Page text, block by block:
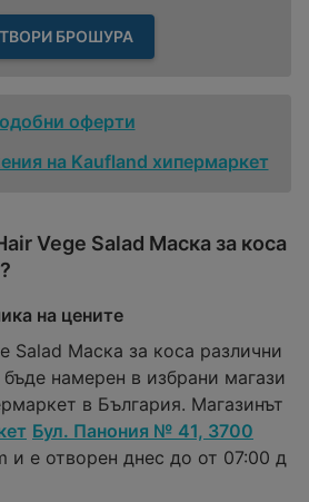
БРОШУРА
оферти
на Kaufland хипермаркет
Vege Salad Маска за коса
на цените
Salad Маска за коса различни
намерен в избрани магази
в България. Магазинът
Бул. Панония № 41, 3700
и е отворен днес до от 07:00 д